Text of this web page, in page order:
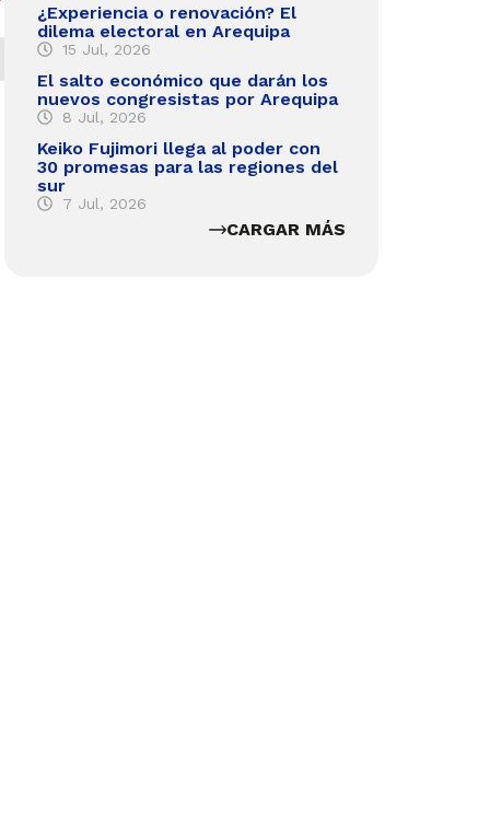
¿Experiencia o renovación? El
dilema electoral en Arequipa
15 Jul, 2026
El salto económico que darán los
nuevos congresistas por Arequipa
8 Jul, 2026
Keiko Fujimori llega al poder con
30 promesas para las regiones del
sur
7 Jul, 2026
CARGAR MÁS